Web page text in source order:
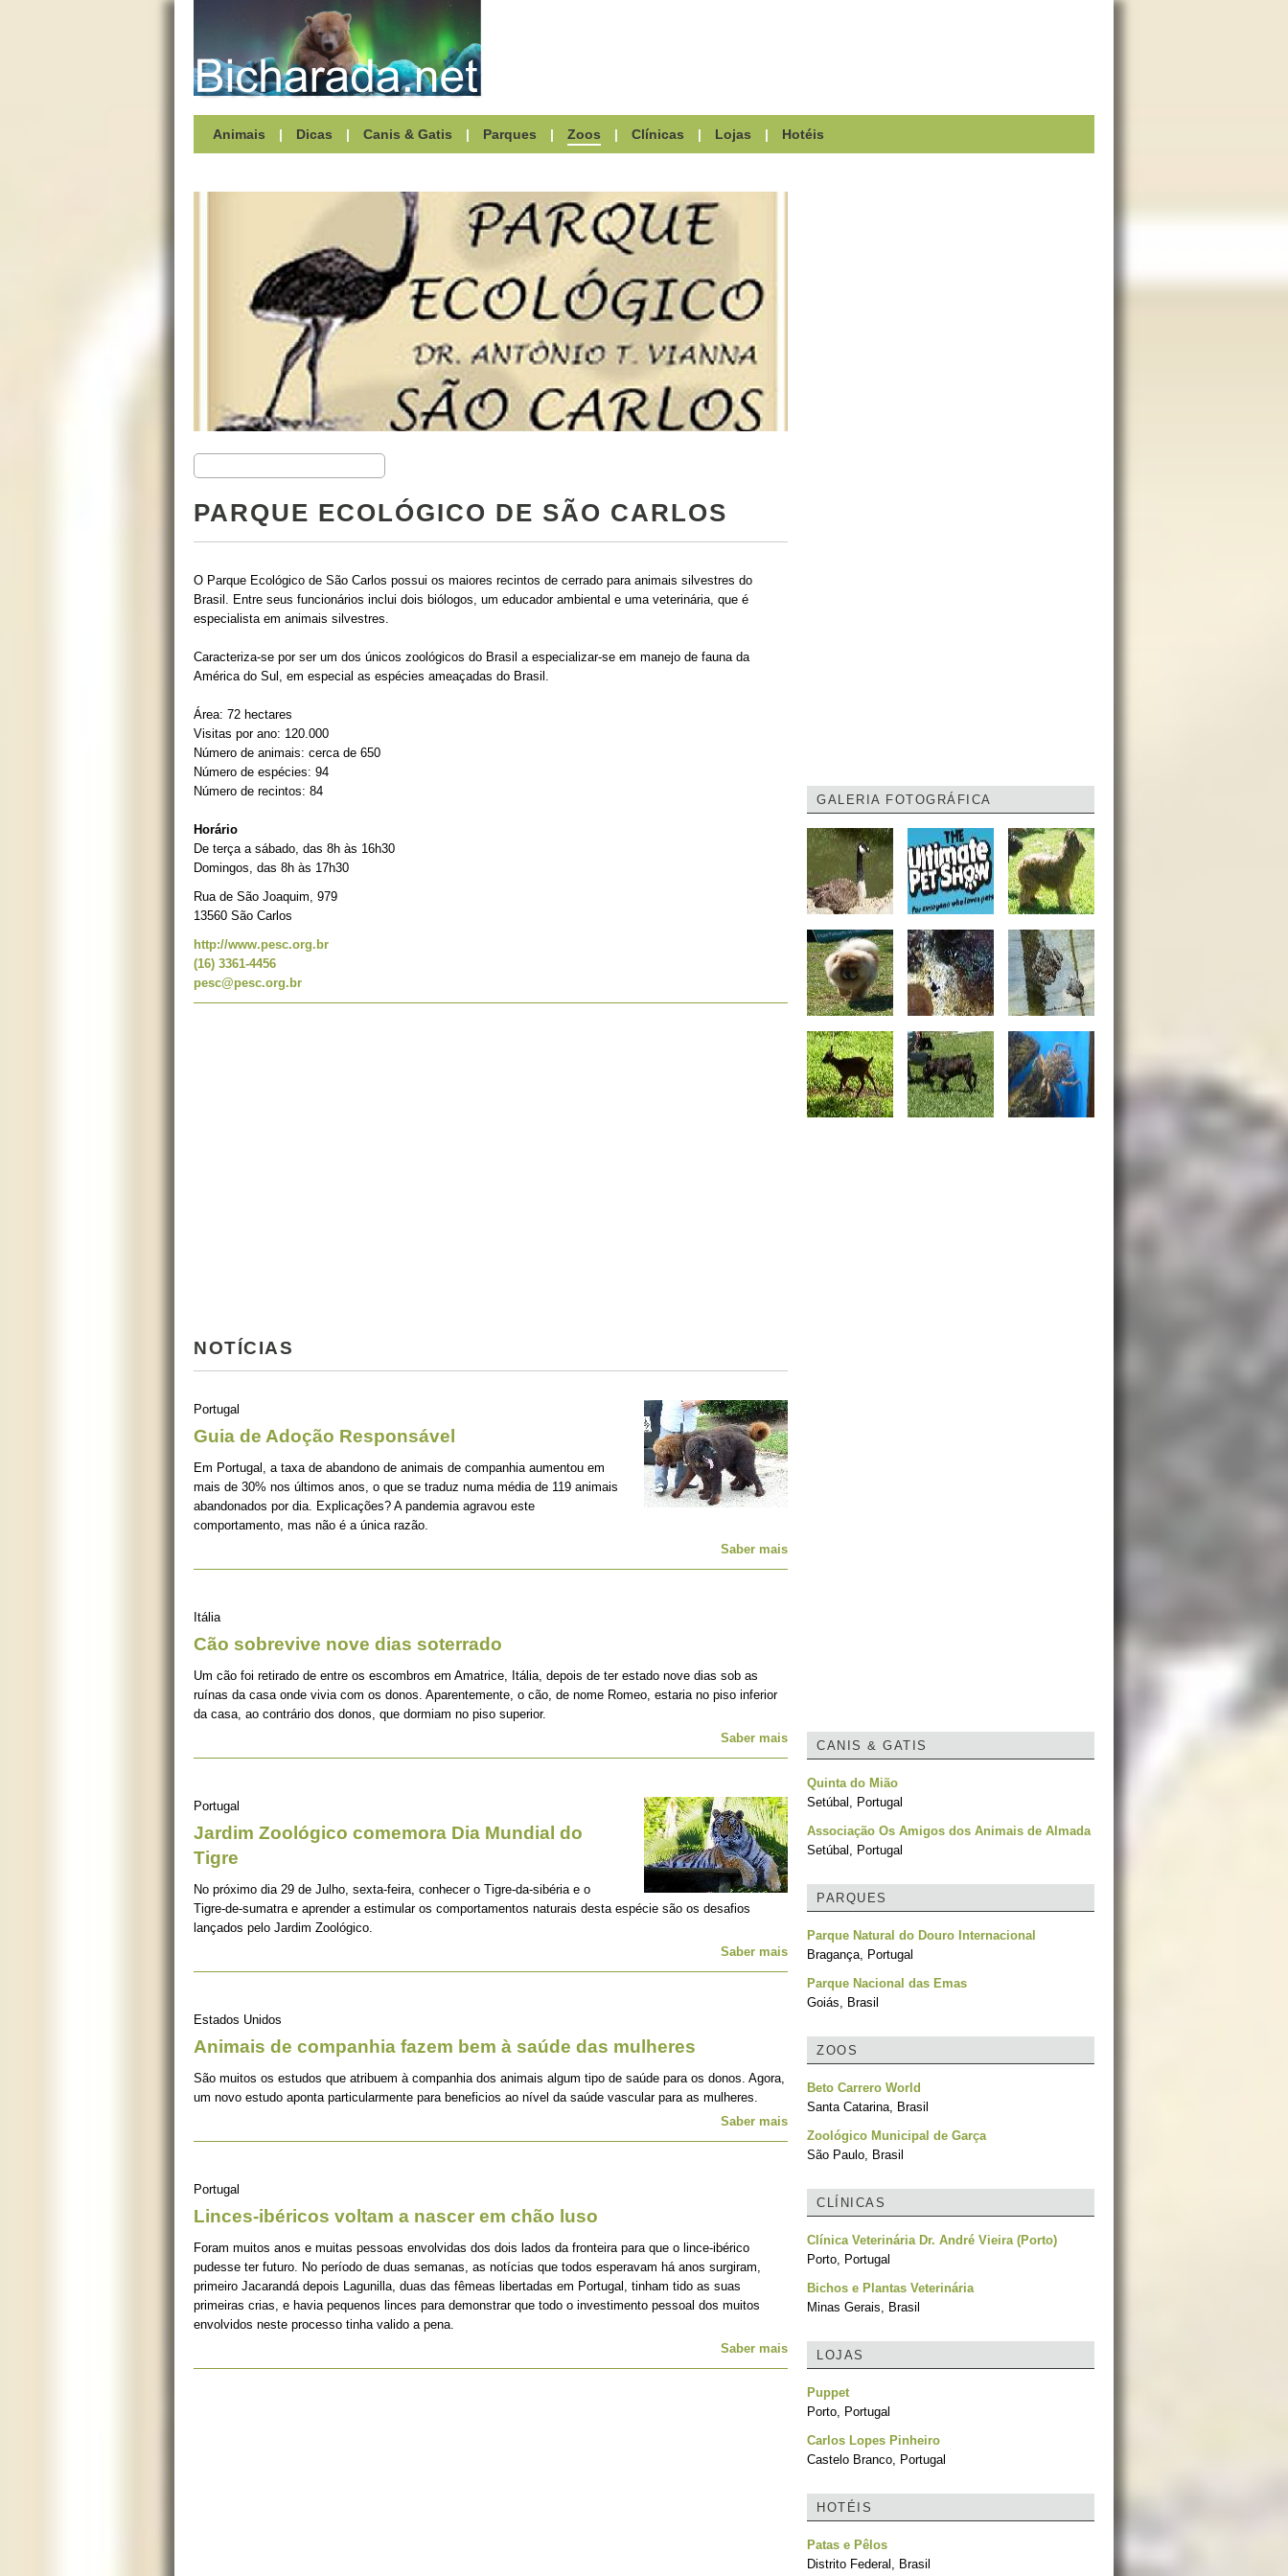
Animais | Dicas | Canis & Gatis | Parques | Zoos | Clínicas | Lojas | Hotéis
PARQUE ECOLÓGICO DE SÃO CARLOS
O Parque Ecológico de São Carlos possui os maiores recintos de cerrado para animais silvestres do
Brasil. Entre seus funcionários inclui dois biólogos, um educador ambiental e uma veterinária, que é
especialista em animais silvestres.
Caracteriza-se por ser um dos únicos zoológicos do Brasil a especializar-se em manejo de fauna da
América do Sul, em especial as espécies ameaçadas do Brasil.
Área: 72 hectares
Visitas por ano: 120.000
Número de animais: cerca de 650
Número de espécies: 94
Número de recintos: 84
Horário
De terça a sábado, das 8h às 16h30
Domingos, das 8h às 17h30
Rua de São Joaquim, 979
13560 São Carlos
http://www.pesc.org.br
(16) 3361-4456
pesc@pesc.org.br
NOTÍCIAS
Portugal
Guia de Adoção Responsável
Em Portugal, a taxa de abandono de animais de companhia aumentou em
mais de 30% nos últimos anos, o que se traduz numa média de 119 animais
abandonados por dia. Explicações? A pandemia agravou este
comportamento, mas não é a única razão.
Saber mais
Itália
Cão sobrevive nove dias soterrado
Um cão foi retirado de entre os escombros em Amatrice, Itália, depois de ter estado nove dias sob as
ruínas da casa onde vivia com os donos. Aparentemente, o cão, de nome Romeo, estaria no piso inferior
da casa, ao contrário dos donos, que dormiam no piso superior.
Saber mais
Portugal
Jardim Zoológico comemora Dia Mundial do
Tigre
No próximo dia 29 de Julho, sexta-feira, conhecer o Tigre-da-sibéria e o
Tigre-de-sumatra e aprender a estimular os comportamentos naturais desta espécie são os desafios
lançados pelo Jardim Zoológico.
Saber mais
Estados Unidos
Animais de companhia fazem bem à saúde das mulheres
São muitos os estudos que atribuem à companhia dos animais algum tipo de saúde para os donos. Agora,
um novo estudo aponta particularmente para beneficios ao nível da saúde vascular para as mulheres.
Saber mais
Portugal
Linces-ibéricos voltam a nascer em chão luso
Foram muitos anos e muitas pessoas envolvidas dos dois lados da fronteira para que o lince-ibérico
pudesse ter futuro. No período de duas semanas, as notícias que todos esperavam há anos surgiram,
primeiro Jacarandá depois Lagunilla, duas das fêmeas libertadas em Portugal, tinham tido as suas
primeiras crias, e havia pequenos linces para demonstrar que todo o investimento pessoal dos muitos
envolvidos neste processo tinha valido a pena.
Saber mais
GALERIA FOTOGRÁFICA
CANIS & GATIS
Quinta do Mião
Setúbal, Portugal
Associação Os Amigos dos Animais de Almada
Setúbal, Portugal
PARQUES
Parque Natural do Douro Internacional
Bragança, Portugal
Parque Nacional das Emas
Goiás, Brasil
ZOOS
Beto Carrero World
Santa Catarina, Brasil
Zoológico Municipal de Garça
São Paulo, Brasil
CLÍNICAS
Clínica Veterinária Dr. André Vieira (Porto)
Porto, Portugal
Bichos e Plantas Veterinária
Minas Gerais, Brasil
LOJAS
Puppet
Porto, Portugal
Carlos Lopes Pinheiro
Castelo Branco, Portugal
HOTÉIS
Patas e Pêlos
Distrito Federal, Brasil